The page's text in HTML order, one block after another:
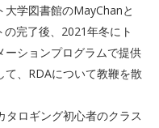
学図書館のMayChanと
完了後、2021年冬にト
ーションプログラムで提供
、RDAについて教鞭を散
タロギング初心者のクラス